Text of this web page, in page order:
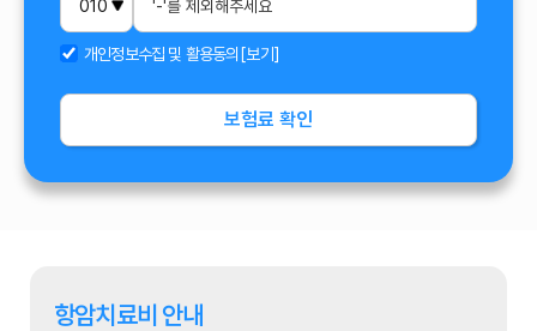
개인정보수집 및 활용동의[보기]
보험료 확인
항암치료비 안내